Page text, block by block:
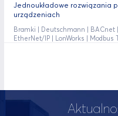
Jednoukładowe rozwiązania
urządzeniach
Bramki | Deutschmann | BACnet
EtherNet/IP | LonWorks | Modbus